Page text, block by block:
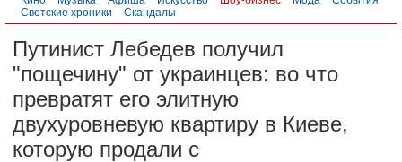
Светские хроники
Скандалы
Путинист Лебедев получил
"пощечину" от украинцев: во что
превратят его элитную
двухуровневую квартиру в Киеве,
которую продали с